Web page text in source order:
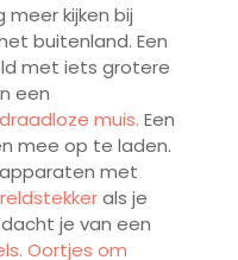
kijken bij
buitenland. Een
met iets grotere
een
draadloze muis. Een
mee op te laden.
met
als je
je van een
Oortjes om